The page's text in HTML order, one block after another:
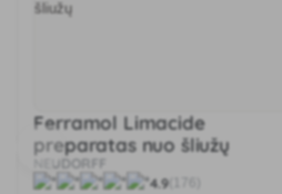
Ferramol Limacide
preparatas nuo šliužų
NEUDORFF
4.9(176)